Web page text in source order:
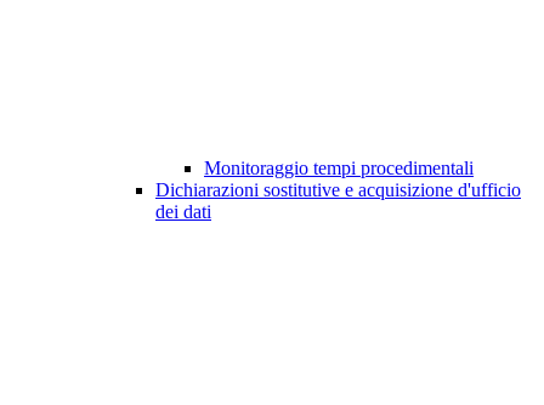
Monitoraggio tempi procedimentali
Dichiarazioni sostitutive e acquisizione d'ufficio
dei dati